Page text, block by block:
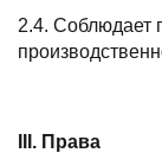
2.4. Соблюдает
III. Права